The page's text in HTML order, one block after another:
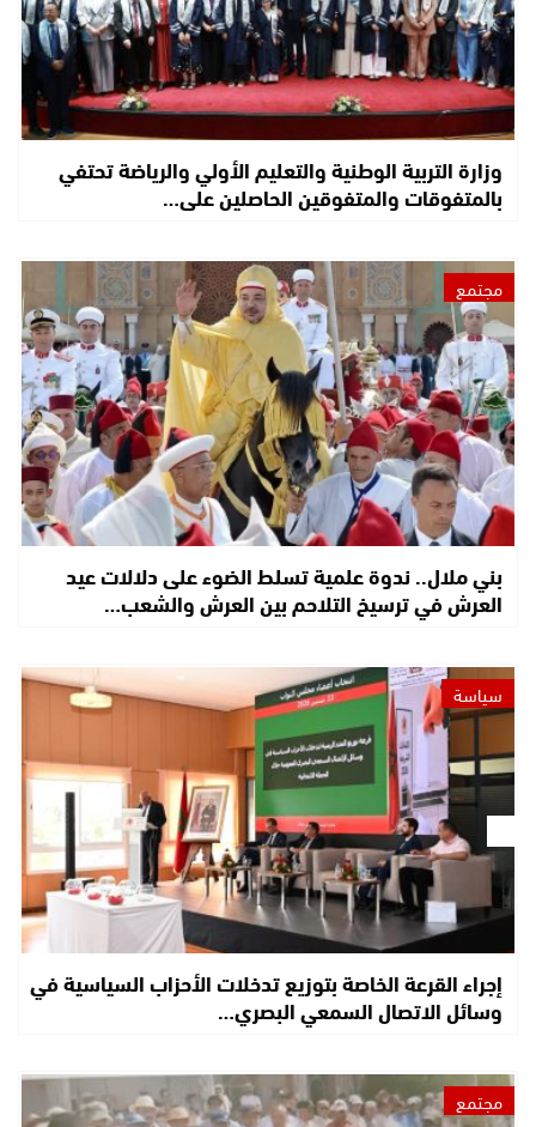
وزارة التربية الوطنية والتعليم الأولي والرياضة تحتفي
بالمتفوقات والمتفوقين الحاصلين على…
مجتمع
بني ملال.. ندوة علمية تسلط الضوء على دلالات عيد
العرش في ترسيخ التلاحم بين العرش والشعب…
سياسة
إجراء القرعة الخاصة بتوزيع تدخلات الأحزاب السياسية في
وسائل الاتصال السمعي البصري…
مجتمع